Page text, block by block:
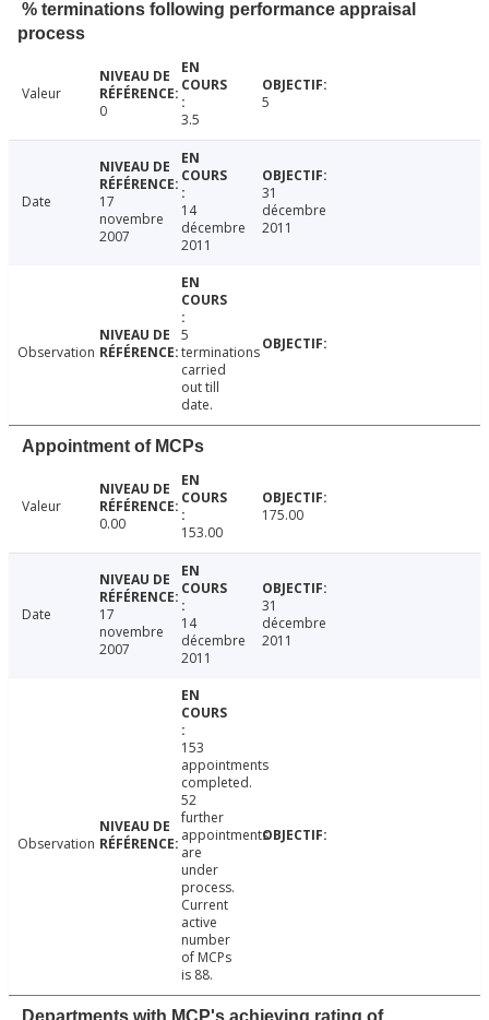
% terminations following performance appraisal
process
Valeur
0
3.5
5
Date
17
novembre
2007
14
décembre
2011
31
décembre
2011
Observation
5
terminations
carried
out till
date.
Appointment of MCPs
Valeur
0.00
153.00
175.00
Date
17
novembre
2007
14
décembre
2011
31
décembre
2011
Observation
153
appointments
completed.
52
further
appointments
are
under
process.
Current
active
number
of MCPs
is 88.